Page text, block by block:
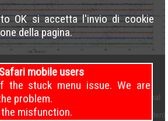
OK si accetta l'invio di cookie
della pagina.
mobile users
the stuck menu issue. We are
problem.
misfunction.
aCreative Commons Attribution 4.0 International
License
delle pagine su altri siti (cross load forbidden)